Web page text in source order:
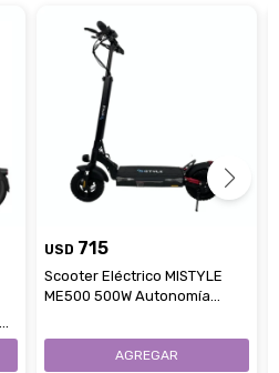
USD 715
Scooter Eléctrico MISTYLE
ME500 500W Autonomía